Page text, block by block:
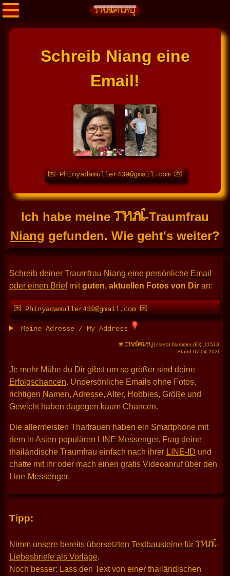
Schreib Niang eine
Email!
💌 Phinyadamuller439@gmail.com 💌
Ich habe meineTHAI-Traumfrau
Niang gefunden. Wie geht's weiter?
Schreib deiner Traumfrau Niang eine persönliche Email
oder einen Briefmitguten, aktuellen Fotos von Diran:
💌 Phinyadamuller439@gmail.com 💌
Meine Adresse / My Address
🧡 THAIFRAU-Inserat Nummer (ID): 11513,
Stand 07.04.2026
Je mehr Mühe du Dir gibst um so größer sind deine
Erfolgschancen. Unpersönliche Emails ohne Fotos,
richtigen Namen, Adresse, Alter, Hobbies, Größe und
Gewicht haben dagegen kaum Chancen.
Die allermeisten Thaifrauen haben ein Smartphone mit
dem in Asien populären LINE Messenger. Frag deine
thailändische Traumfrau einfach nach ihrer LINE-ID und
chatte mit ihr oder mach einen gratis Videoanruf über den
Line-Messenger.
Tipp:
Nimm unsere bereits übersetzten Textbausteine für THAI-
Liebesbriefe als Vorlage.
Noch besser: Lass den Text von einer thailändischen